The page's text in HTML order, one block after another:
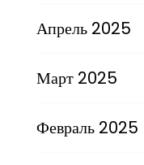
Апрель 2025
Март 2025
Февраль 2025